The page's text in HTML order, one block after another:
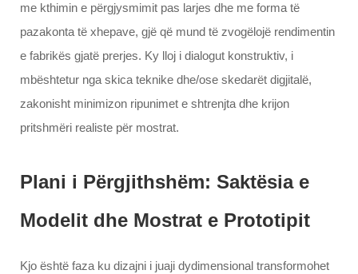
me kthimin e përgjysmimit pas larjes dhe me forma të
pazakonta të xhepave, gjë që mund të zvogëlojë rendimentin
e fabrikës gjatë prerjes. Ky lloj i dialogut konstruktiv, i
mbështetur nga skica teknike dhe/ose skedarët digjitalë,
zakonisht minimizon ripunimet e shtrenjta dhe krijon
pritshmëri realiste për mostrat.
Plani i Përgjithshëm: Saktësia e
Modelit dhe Mostrat e Prototipit
Kjo është faza ku dizajni i juaji dydimensional transformohet